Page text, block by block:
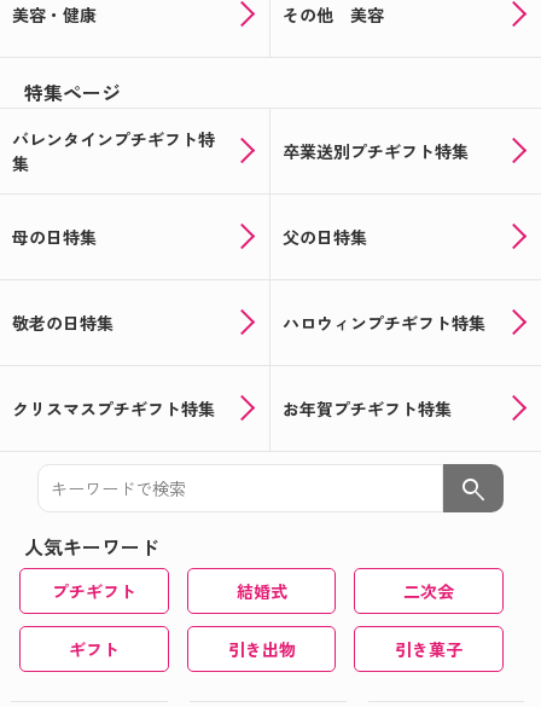
美容・健康 その他 美容
特集ページ
バレンタインプチギフト特
集
卒業送別プチギフト特集
母の日特集 父の日特集
敬老の日特集 ハロウィンプチギフト特集
クリスマスプチギフト特集 お年賀プチギフト特集
search
人気キーワード
プチギフト 結婚式 二次会
ギフト 引き出物 引き菓子